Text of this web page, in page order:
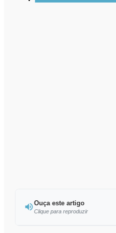
Ouça este artigo
Clique para reproduzir